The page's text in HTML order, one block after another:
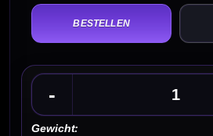
-
Gewicht: